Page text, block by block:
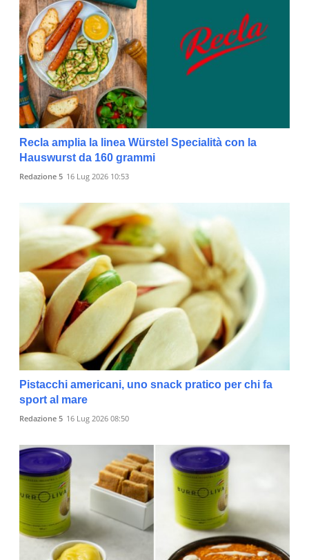
Recla amplia la linea Würstel Specialità con la
Hauswurst da 160 grammi
Redazione 5 16 Lug 2026 10:53
Pistacchi americani, uno snack pratico per chi fa
sport al mare
Redazione 5 16 Lug 2026 08:50